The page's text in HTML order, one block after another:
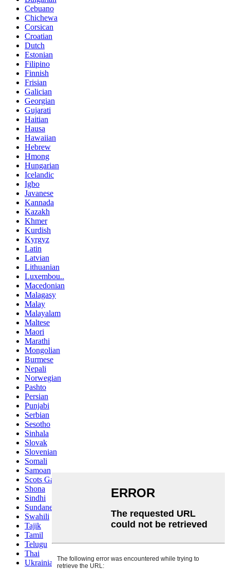
Cebuano
Chichewa
Corsican
Croatian
Dutch
Estonian
Filipino
Finnish
Frisian
Galician
Georgian
Gujarati
Haitian
Hausa
Hawaiian
Hebrew
Hmong
Hungarian
Icelandic
Igbo
Javanese
Kannada
Kazakh
Khmer
Kurdish
Kyrgyz
Latin
Latvian
Lithuanian
Luxembou..
Macedonian
Malagasy
Malay
Malayalam
Maltese
Maori
Marathi
Mongolian
Burmese
Nepali
Norwegian
Pashto
Persian
Punjabi
Serbian
Sesotho
Sinhala
Slovak
Slovenian
Somali
Samoan
Scots Gaelic
Shona
Sindhi
Sundanese
Swahili
Tajik
Tamil
Telugu
Thai
Ukrainian